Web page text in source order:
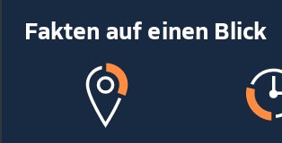
Fakten auf einen Blick